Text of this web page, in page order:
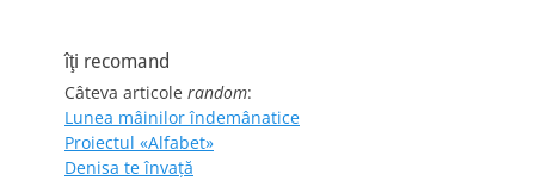
îţi recomand
Câteva articole random:
Lunea mâinilor îndemânatice
Proiectul «Alfabet»
Denisa te învaţă